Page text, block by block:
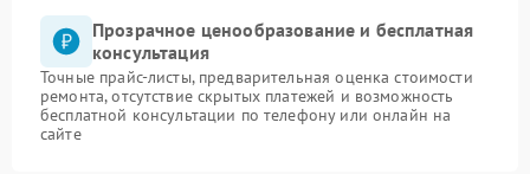
Прозрачное ценообразование и бесплатная
консультация
Точные прайс-листы, предварительная оценка стоимости
ремонта, отсутствие скрытых платежей и возможность
бесплатной консультации по телефону или онлайн на
сайте